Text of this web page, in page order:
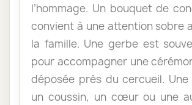
l’hommage. Un bouquet de
convient à une attention sobre
la famille. Une gerbe est
pour accompagner une
déposée près du cercueil. Une
un coussin, un cœur ou une